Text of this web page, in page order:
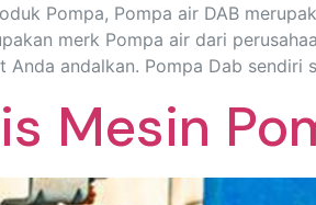
Pompa, Pompa air DAB
merk Pompa air dari
Anda andalkan. Pompa Dab
Mesin